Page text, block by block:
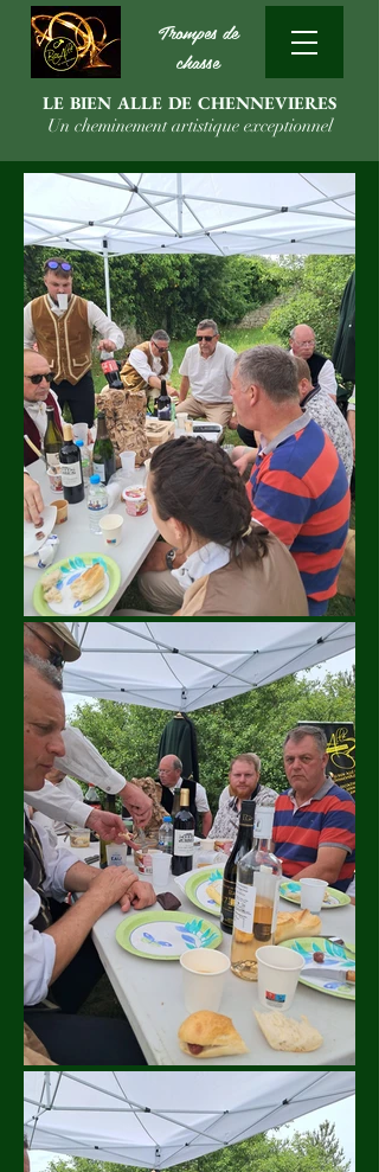
Trompes de
chasse
LE BIEN ALLE DE CHENNEVIERES
Un cheminement artistique exceptionnel